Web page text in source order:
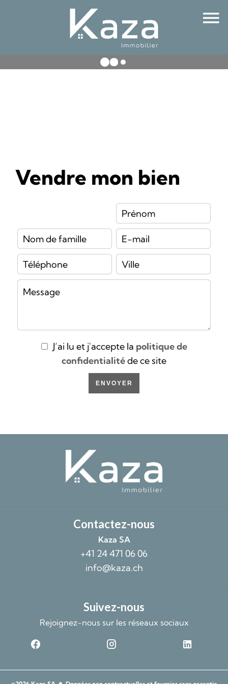
Vendre mon bien
J’ai lu et j'accepte la politique de
confidentialitéde ce site
ENVOYER
Contactez-nous
Kaza SA
+41 24 471 06 06
info@kaza.ch
Suivez-nous
Rejoignez-nous sur les réseaux sociaux